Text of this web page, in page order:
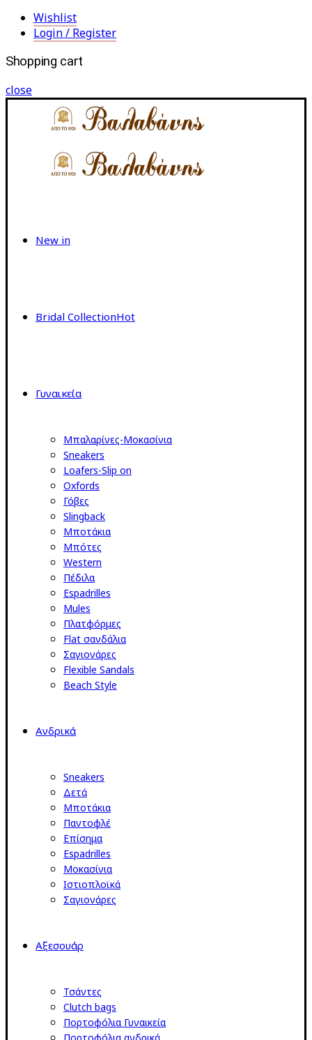
Wishlist
Login / Register
Shopping cart
close
New in
Bridal CollectionHot
Γυναικεία
Μπαλαρίνες-Μοκασίνια
Sneakers
Loafers-Slip on
Oxfords
Γόβες
Slingback
Μποτάκια
Μπότες
Western
Πέδιλα
Espadrilles
Mules
Πλατφόρμες
Flat σανδάλια
Σαγιονάρες
Flexible Sandals
Beach Style
Ανδρικά
Sneakers
Δετά
Μποτάκια
Παντοφλέ
Επίσημα
Espadrilles
Μοκασίνια
Ιστιοπλοϊκά
Σαγιονάρες
Αξεσουάρ
Τσάντες
Clutch bags
Πορτοφόλια Γυναικεία